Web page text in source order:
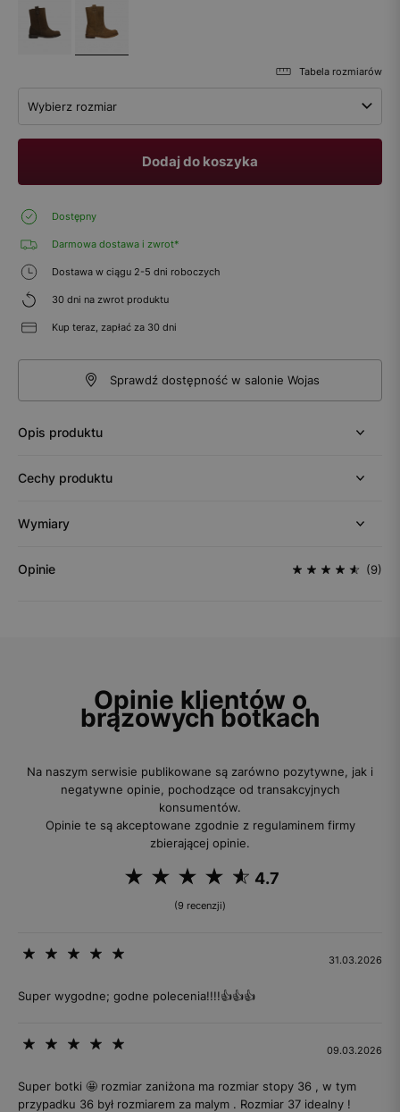
Tabela rozmiarów
Wybierz rozmiar
Dodaj do koszyka
Dostępny
Darmowa dostawa i zwrot*
Dostawa w ciągu 2-5 dni roboczych
30 dni na zwrot produktu
Kup teraz, zapłać za 30 dni
Sprawdź dostępność w salonie Wojas
Opis produktu
Cechy produktu
Wymiary
Opinie (9)
Opinie klientów o
brązowych botkach
Na naszym serwisie publikowane są zarówno pozytywne, jak i
negatywne opinie, pochodzące od transakcyjnych
konsumentów.
Opinie te są akceptowane zgodnie z regulaminem firmy
zbierającej opinie.
4.7
(9 recenzji)
31.03.2026
Super wygodne; godne polecenia!!!!👍👍👍
09.03.2026
Super botki 🤩 rozmiar zaniżona ma rozmiar stopy 36 , w tym
przypadku 36 był rozmiarem za malym . Rozmiar 37 idealny !